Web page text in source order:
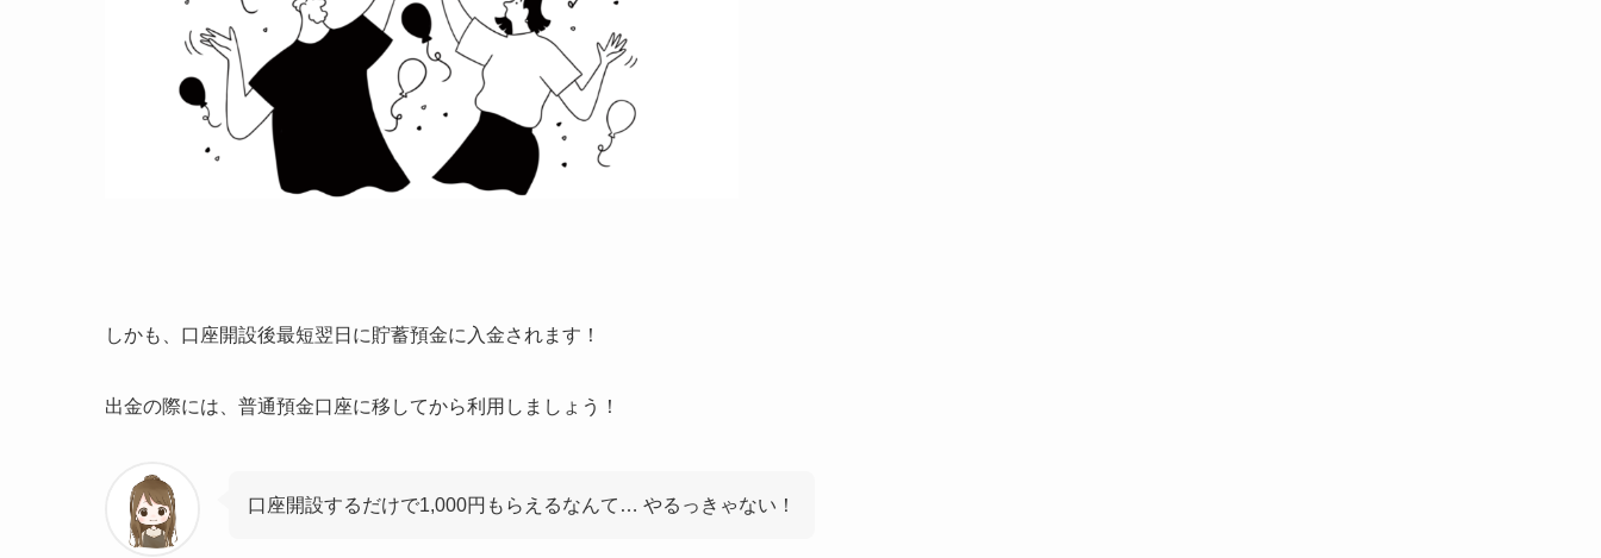
しかも、口座開設後最短翌日 に貯蓄預金に入金されます！
出金の際には、普通預金口座に移してから利用しましょう！
口座開設するだけで1,000円もらえるなんて… やるっきゃない！